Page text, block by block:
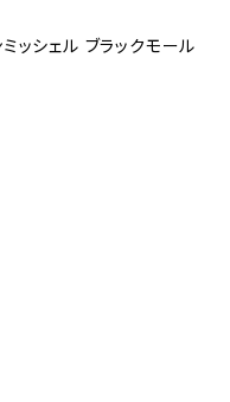
ッシェル ブラックモール